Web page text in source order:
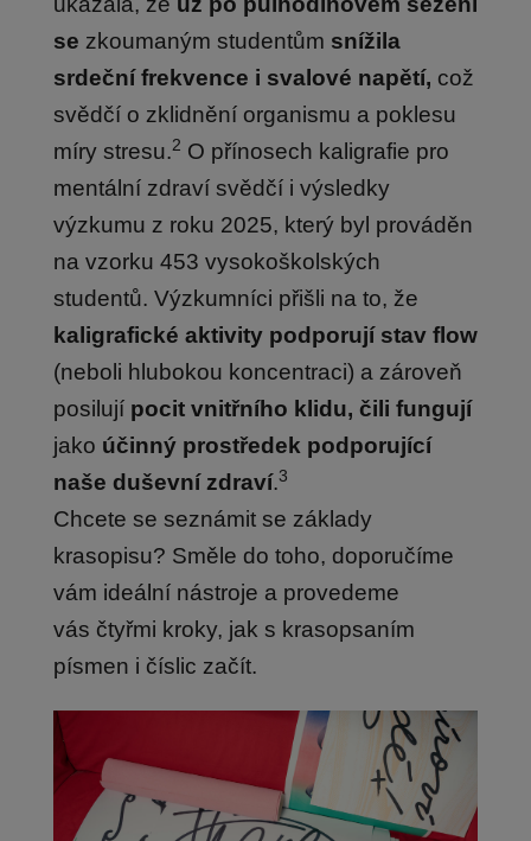
se zkoumaným studentům snížila
srdeční frekvence i svalové napětí, což
svědčí o zklidnění organismu a poklesu
míry stresu.2 O přínosech kaligrafie pro
mentální zdraví svědčí i výsledky
výzkumu z roku 2025, který byl prováděn
na vzorku 453 vysokoškolských
studentů. Výzkumníci přišli na to, že
kaligrafické aktivity podporují stav flow
(neboli hlubokou koncentraci) a zároveň
posilují pocit vnitřního klidu, čili fungují
jako účinný prostředek podporující
naše duševní zdraví.3
Chcete se seznámit se základy
krasopisu? Směle do toho, doporučíme
vám ideální nástroje a provedeme
vás čtyřmi kroky, jak s krasopsaním
písmen i číslic začít.